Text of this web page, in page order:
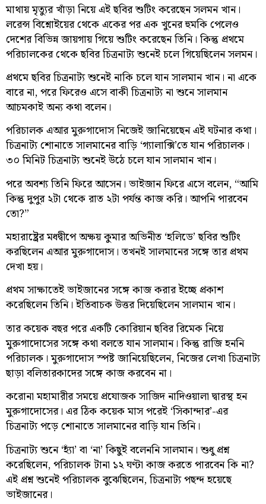
মাথায় মৃত্যুর খাঁড়া নিয়ে এই ছবির শুটিং করেছেন সলমন খান।
লরেন্স বিশ্নোইয়ের থেকে একের পর এক খুনের হুমকি পেলেও
দেশের বিভিন্ন জায়গায় গিয়ে শুটিং করেছেন তিনি। কিন্তু প্রথমে
পরিচালকের থেকে ছবির চিত্রনাট্য শুনেই চলে গিয়েছিলেন সলমন।
প্রথমে ছবির চিত্রনাট্য শুনেই নাকি চলে যান সালমান খান। না একে
বারে না, পরে ফিরেও এসে বাকী চিত্রনাট্য না শুনে সালমান
আচমকাই অন্য কথা বলেন।
পরিচালক এআর মুরুগাদোস নিজেই জানিয়েছেন এই ঘটনার কথা।
চিত্রনাট্য শোনাতে সালমানের বাড়ি ‘গ্যালাক্সি’তে যান পরিচালক।
৩০ মিনিট চিত্রনাট্য শুনেই উঠে চলে যান সালমান খান।
পরে অবশ্য তিনি ফিরে আসেন। ভাইজান ফিরে এসে বলেন, “আমি
কিন্তু দুপুর ২টা থেকে রাত ২টা পর্যন্ত কাজ করি। আপনি পারবেন
তো?”
মহারাষ্ট্রের মধদ্বীপে অক্ষয় কুমার অভিনীত ‘হলিডে’ ছবির শুটিং
করছিলেন এআর মুরুগাদোস। তখনই সালমানের সঙ্গে তার প্রথম
দেখা হয়।
প্রথম সাক্ষাতেই ভাইজানের সঙ্গে কাজ করার ইচ্ছে প্রকাশ
করেছিলেন তিনি। ইতিবাচক উত্তর দিয়েছিলেন সালমান খান।
তার কয়েক বছর পরে একটি কোরিয়ান ছবির রিমেক নিয়ে
মুরুগাদোসের সঙ্গে কথা বলতে যান সালমান। কিন্তু রাজি হননি
পরিচালক। মুরুগাদোস স্পষ্ট জানিয়েছিলেন, নিজের লেখা চিত্রনাট্য
ছাড়া বলিতারকাদের সঙ্গে কাজ করবেন না।
করোনা মহামারীর সময়ে প্রযোজক সাজিদ নাদিওয়ালা দ্বারস্থ হন
মুরুগাদোসের। এর ঠিক কয়েক মাস পরেই ‘সিকান্দার’-এর
চিত্রনাট্য পড়ে শোনাতে সালমানের বাড়ি যান তিনি।
চিত্রনাট্য শুনে ‘হ্যাঁ’ বা ‘না’ কিছুই বলেননি সালমান। শুধু প্রশ্ন
করেছিলেন, পরিচালক টানা ১২ ঘণ্টা কাজ করতে পারবেন কি না?
এই প্রশ্ন শুনেই পরিচালক বুঝেছিলেন, চিত্রনাট্য পছন্দ হয়েছে
ভাইজানের।